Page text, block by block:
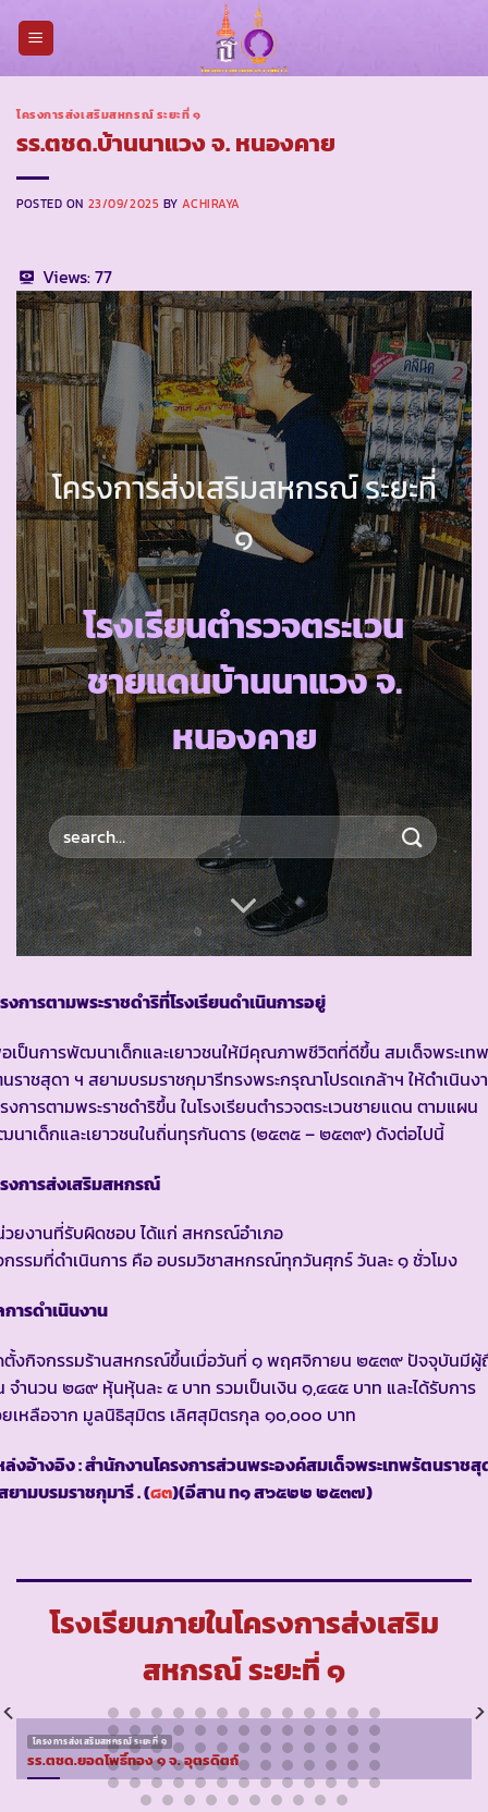
โครงการส่งเสริมสหกรณ์ ระยะที่ ๑
รร.ตชด.บ้านนาแวง จ. หนองคาย
POSTED ON 23/09/2025 BYACHIRAYA
Views:77
โครงการส่งเสริมสหกรณ์ ระยะที่
๑
โรงเรียนตำรวจตระเวน
ชายแดนบ้านนาแวง จ.
หนองคาย
งการตามพระราชดำริที่โรงเรียนดำเนินการอยู่
เป็นการพัฒนาเด็กและเยาวชนให้มีคุณภาพชีวิตที่ดีขึ้น สมเด็จพระเทพ
ราชสุดา ฯ สยามบรมราชกุมารีทรงพระกรุณาโปรดเกล้าฯ ให้ดำเนินง
งการตามพระราชดำริขึ้น ในโรงเรียนตำรวจตระเวนชายแดน ตามแผน
าเด็กและเยาวชนในถิ่นทุรกันดาร (๒๕๓๕ – ๒๕๓๙) ดังต่อไปนี้
งการส่งเสริมสหกรณ์
ยงานที่รับผิดชอบ ได้แก่ สหกรณ์อำเภอ
รรมที่ดำเนินการ คือ อบรมวิชาสหกรณ์ทุกวันศุกร์ วันละ ๑ ชั่วโมง
ารดำเนินงาน
งกิจกรรมร้านสหกรณ์ขึ้นเมื่อวันที่ ๑ พฤศจิกายน ๒๕๓๙ ปัจจุบันมีผู้
จำนวน ๒๘๙ หุ้นหุ้นละ ๕ บาท รวมเป็นเงิน ๑,๔๔๕ บาท และได้รับการ
เหลือจาก มูลนิธิสุมิตร เลิศสุมิตรกุล ๑๐,๐๐๐ บาท
งอ้างอิง : สำนักงานโครงการส่วนพระองค์สมเด็จพระเทพรัตนราชสุ
ยามบรมราชกุมารี . (๘๓)(อีสาน ท๑ ส๖๕๒๒ ๒๕๓๗)
โรงเรียนภายในโครงการส่งเสริม
สหกรณ์ ระยะที่ ๑
โครงการส่งเสริมสหกรณ์ ระยะที่ ๑
รร.ตชด.ยอดโพธิ์ทอง ๑ จ. อุตรดิตถ์